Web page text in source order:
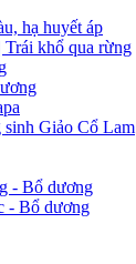
hạ huyết áp
khổ qua rừng
sinh Giảo Cổ Lam
- Bổ dương
- Bổ dương